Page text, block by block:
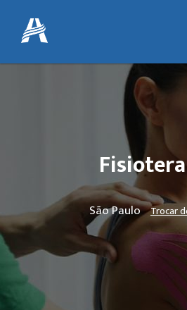
São Paulo Trocar